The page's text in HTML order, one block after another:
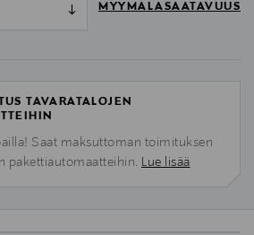
MYYMÄLÄSAATAVUUS
TAVARATALOJEN
Saat maksuttoman toimituksen
pakettiautomaatteihin. Lue lisää